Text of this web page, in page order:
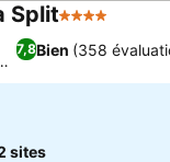
Split4 Étoiles
7,8Bien (358
sites